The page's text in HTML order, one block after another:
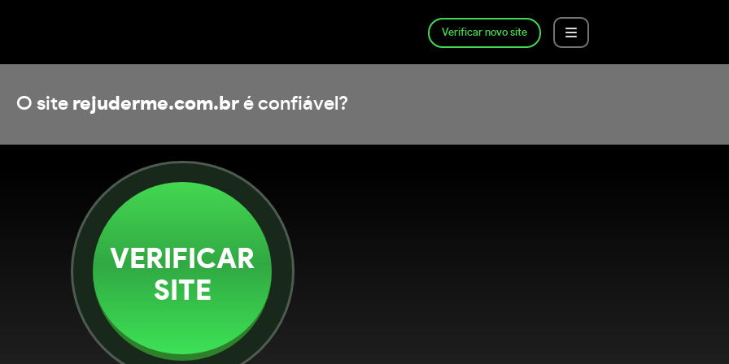
Verificar novo site
O site rejuderme.com.br é confiável?
VERIFICAR
SITE